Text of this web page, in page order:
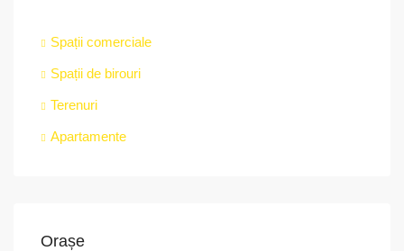
Spații comerciale
Spații de birouri
Terenuri
Apartamente
Orașe